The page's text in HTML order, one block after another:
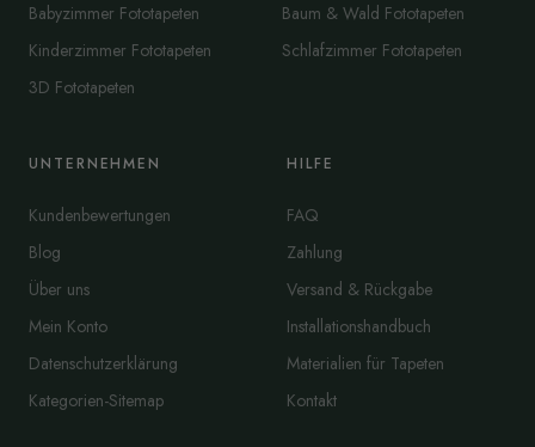
Babyzimmer Fototapeten
Kinderzimmer Fototapeten
3D Fototapeten
Baum & Wald Fototapeten
Schlafzimmer Fototapeten
UNTERNEHMEN
Kundenbewertungen
Blog
Über uns
Mein Konto
Datenschutzerklärung
Kategorien-Sitemap
HILFE
FAQ
Zahlung
Versand & Rückgabe
Installationshandbuch
Materialien für Tapeten
Kontakt